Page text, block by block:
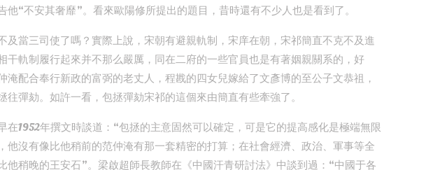
他“不安其奢靡”。看來歐陽修所提出的題目，昔時還有不少人也是看到了。
及當三司使了嗎？實際上說，宋朝有避親軌制，宋庠在朝，宋祁簡直不克不及進
干軌制履行起來并不那么嚴厲，同在二府的一些官員也是有著姻親關系的，好
淹配合奉行新政的富弼的老丈人，程戡的四女兒嫁給了文彥博的至公子文恭祖，
彈劾。如許一看，包拯彈劾宋祁的這個來由簡直有些牽強了。
在1952年撰文時談道：“包拯的主意固然可以確定，可是它的提高感化是極端無限
他沒有像比他稍前的范仲淹有那一套精密的打算；在社會經濟、政治、軍事等全
他稍晚的王安石”。梁啟超師長教師在《中國汗青研討法》中談到過：“中國于各